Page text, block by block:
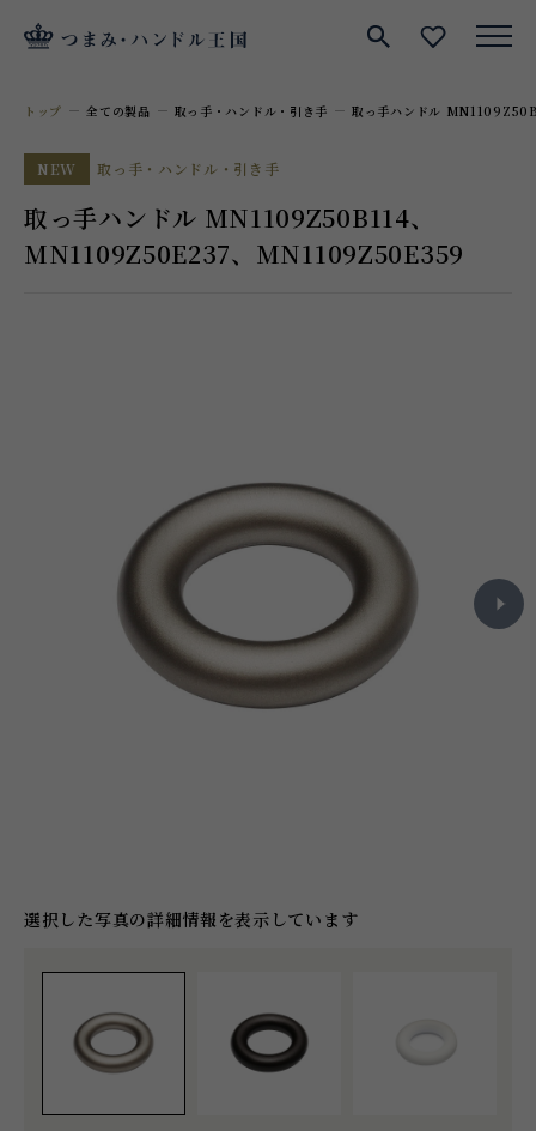
サイト内検索
お気に
トップ 全ての製品 取っ手・ハンドル・引き手 取っ手ハンドル
NEW 取っ手・ハンドル・引き手
取っ手ハンドル MN1109Z50B114、
MN1109Z50E237、MN1109Z50E359
選択した写真の詳細情報を表示しています